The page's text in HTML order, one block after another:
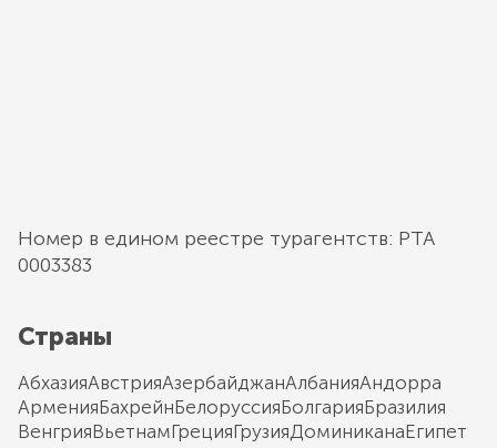
Номер в едином реестре турагентств: РТА
0003383
Страны
АбхазияАвстрияАзербайджанАлбанияАндорра
АрменияБахрейнБелоруссияБолгарияБразилия
ВенгрияВьетнамГрецияГрузияДоминиканаЕгипет